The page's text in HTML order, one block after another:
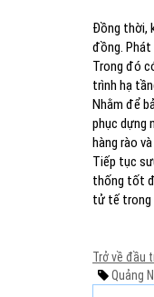
Đồng thời,
đồng. Phát
Trong đó
trình hạ
Nhằm để
phục dựng
hàng rào
Tiếp tục
thống tốt
tử tế trong
Trở về đầu
Quảng